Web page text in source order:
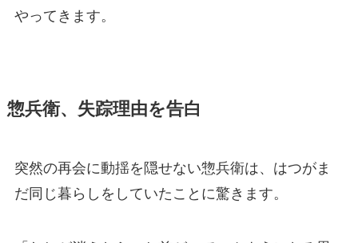
やってきます。
惣兵衛、失踪理由を告白
突然の再会に動揺を隠せない惣兵衛は、はつがま
だ同じ暮らしをしていたことに驚きます。